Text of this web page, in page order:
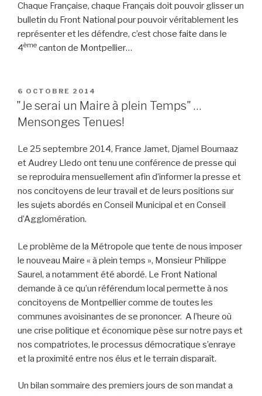
Chaque Française, chaque Français doit pouvoir glisser un
bulletin du Front National pour pouvoir véritablement les
représenter et les défendre, c’est chose faite dans le
4ème canton de Montpellier…
PUBLIÉ
LE
6 OCTOBRE 2014
"Je serai un Maire à plein Temps" …
Mensonges Tenues!
Le 25 septembre 2014, France Jamet, Djamel Boumaaz
et Audrey Lledo ont tenu une conférence de presse qui
se reproduira mensuellement afin d’informer la presse et
nos concitoyens de leur travail et de leurs positions sur
les sujets abordés en Conseil Municipal et en Conseil
d’Agglomération.
Le problème de la Métropole que tente de nous imposer
le nouveau Maire « à plein temps », Monsieur Philippe
Saurel, a notamment été abordé. Le Front National
demande à ce qu’un référendum local permette à nos
concitoyens de Montpellier comme de toutes les
communes avoisinantes de se prononcer. A l’heure où
une crise politique et économique pèse sur notre pays et
nos compatriotes, le processus démocratique s’enraye
et la proximité entre nos élus et le terrain disparaît.
Un bilan sommaire des premiers jours de son mandat a